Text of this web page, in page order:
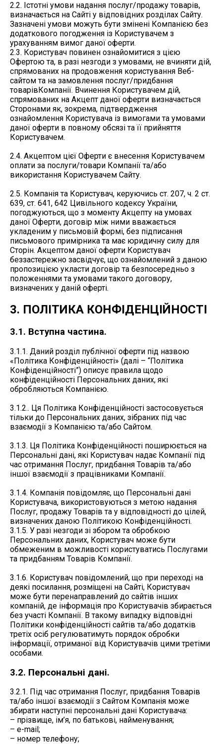
2.2. Істотні умови надання послуг/продажу товарів,
визначається на Сайті у відповідних розділах Сайту.
Зазначені умови можуть бути змінені Компанією без
додаткового погодження із Користувачем з
урахуванням вимог даної оферти.
2.3. Користувач повинен ознайомитися з цією
Офертою та, в разі незгоди з умовами, не вчиняти дій,
спрямованих на продовження користування Веб-
сайтом та на замовлення послуг/придбання
товарівКомпанії. Вчинення Користувачем дій,
спрямованих на Акцепт даної оферти визначається
Сторонами як, зокрема, підтвердження
ознайомлення Користувача із вимогами та умовами
даної оферти в повному обсязі та її прийняття
Користувачем.
2.4. Акцептом цієї Оферти є внесення Користувачем
оплати за послуги/товари Компанії та/або
використання Користувачем Сайту.
2.5. Компанія та Користувач, керуючись ст. 207, ч. 2 ст.
639, ст. 641, 642 Цивільного кодексу України,
погоджуються, що з моменту Акцепту на умовах
даної Оферти, договір між ними вважається
укладеним у письмовій формі, без підписання
письмового примірника та має юридичну силу для
Сторін. Акцептом даної оферти Користувач
беззастережно засвідчує, що ознайомлений з даною
пропозицією укласти договір та безпосередньо з
положеннями та умовами такого договору,
визначених у даній оферті.
3. ПОЛІТИКА КОНФІДЕНЦІЙНОСТІ
3.1. Вступна частина.
3.1.1. Даний розділ публічної оферти під назвою
«Політика Конфіденційності» (далі – “Політика
Конфіденційності”) описує правила щодо
конфіденційності Персональних даних, які
обробляються Компанією.
3.1.2.. Ця Політика Конфіденційності застосовується
тільки до Персональних даних, зібраних під час
взаємодії з Компанією та/або Сайтом.
3.1.3. Ця Політика Конфіденційності поширюється на
Персональні дані, які Користувач надає Компанії під
час отримання Послуг, придбання Товарів та/або
іншої взаємодії з працівниками Компанії.
3.1.4. Компанія повідомляє, що Персональні дані
Користувача, використовуються з метою надання
Послуг, продажу Товарів та у відповідності до цілей,
визначених даною Політикою Конфіденційності.
3.1.5. У разі незгоди зі збором та обробкою
Персональних даних, Користувач може бути
обмеженим в можливості користуватись Послугами
та придбанням Товарів Компанії.
3.1.6. Користувач повідомлений, що при переході на
деякі посилання, розміщені на Сайті, Користувач
може бути перенаправлений до сайтів інших
компаній, де інформація про Користувачів збирається
без участі Компанії. В такому випадку відповідні
Політики конфіденційності сайтів та/або додатків
третіх осіб регулюватимуть порядок обробки
інформації, отриманої від Користувачів цими третіми
особами.
3.2. Персональні дані.
3.2.1. Під час отримання Послуг, придбання Товарів
та/або іншої взаємодії з Сайтом Компанія може
збирати наступні персональні дані Користувача:
– прізвище, ім’я, по батькові, найменування;
– e-mail;
– номер телефону;